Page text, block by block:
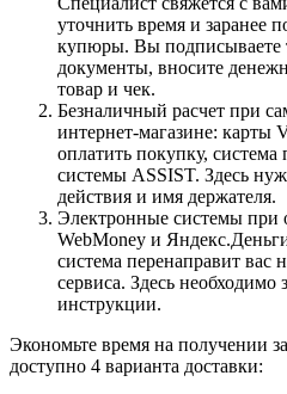
уточнить время и заранее
купюры. Вы подписываете
документы, вносите
товар и чек.
Безналичный расчет при
интернет-магазине: карты
оплатить покупку, система
системы ASSIST. Здесь
действия и имя держателя.
Электронные системы при
WebMoney и
система перенаправит вас
сервиса. Здесь
инструкции.
Экономьте время на получении
доступно 4 варианта доставки: